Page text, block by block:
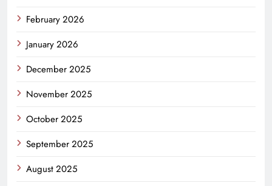
February 2026
January 2026
December 2025
November 2025
October 2025
September 2025
August 2025